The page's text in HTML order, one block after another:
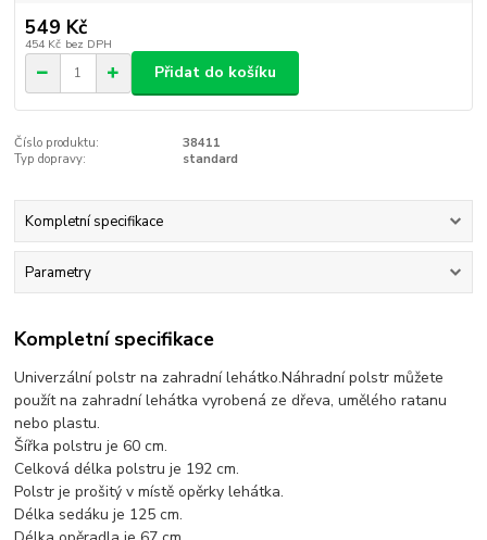
549 Kč
454 Kč bez DPH
Přidat do košíku
Číslo produktu:
38411
Typ dopravy:
standard
Kompletní specifikace
Parametry
Kompletní specifikace
Univerzální polstr na zahradní lehátko.Náhradní polstr můžete
použít na zahradní lehátka vyrobená ze dřeva, umělého ratanu
nebo plastu.
Šířka polstru je 60 cm.
Celková délka polstru je 192 cm.
Polstr je prošitý v místě opěrky lehátka.
Délka sedáku je 125 cm.